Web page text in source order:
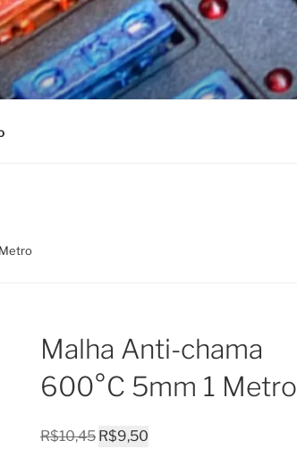
Malha Anti-chama
600°C 5mm 1 Metro
R$10,45 O
R$9,50O